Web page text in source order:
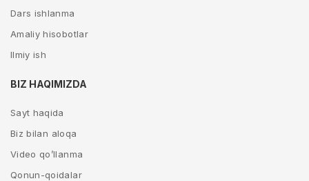
Dars ishlanma
Amaliy hisobotlar
Ilmiy ish
BIZ HAQIMIZDA
Sayt haqida
Biz bilan aloqa
Video qo’llanma
Qonun-qoidalar